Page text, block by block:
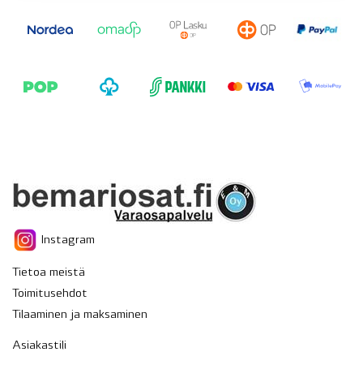
Instagram
Tietoa meistä
Toimitusehdot
Tilaaminen ja maksaminen
Asiakastili